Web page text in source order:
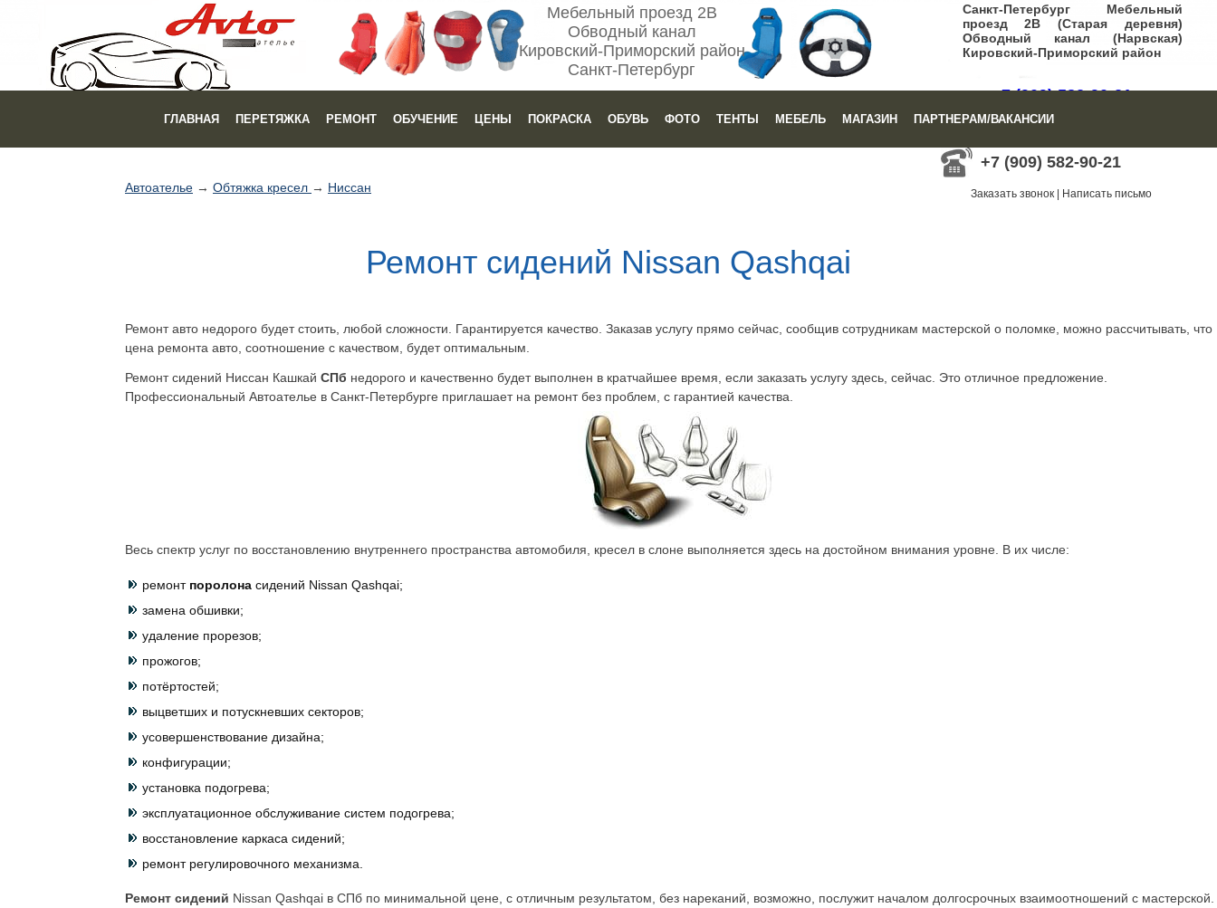
Мебельный проезд 2В
Обводный канал
Кировский-Приморский район
Санкт-Петербург
Санкт-Петербург Мебельный
проезд 2В (Старая деревня)
Обводный канал (Нарвская)
Кировский-Приморский район
+7 (909) 582-90-21
Заказать звонок|Написать письмо
+7 (909) 582-90-21
Заказать звонок Написать письмо
ГЛАВНАЯ ПЕРЕТЯЖКА РЕМОНТ ОБУЧЕНИЕ ЦЕНЫ ПОКРАСКА ОБУВЬ ФОТО ТЕНТЫ МЕБЕЛЬ МАГАЗИН ПАРТНЕРАМ/ВАКАНСИИ
Автоателье → Обтяжка кресел → Ниссан
Ремонт сидений Nissan Qashqai
Ремонт авто недорого будет стоить, любой сложности. Гарантируется качество. Заказав услугу прямо сейчас, сообщив сотрудникам мастерской о поломке, можно рассчитывать, что
цена ремонта авто, соотношение с качеством, будет оптимальным.
Ремонт сидений Ниссан Кашкай СПб недорого и качественно будет выполнен в кратчайшее время, если заказать услугу здесь, сейчас. Это отличное предложение.
Профессиональный Автоателье в Санкт-Петербурге приглашает на ремонт без проблем, с гарантией качества.
Весь спектр услуг по восстановлению внутреннего пространства автомобиля, кресел в слоне выполняется здесь на достойном внимания уровне. В их числе:
ремонтпоролона сидений Nissan Qashqai;
замена обшивки;
удаление прорезов;
прожогов;
потёртостей;
выцветших и потускневших секторов;
усовершенствование дизайна;
конфигурации;
установка подогрева;
эксплуатационное обслуживание систем подогрева;
восстановление каркаса сидений;
ремонт регулировочного механизма.
Ремонт сидений Nissan Qashqai в СПб по минимальной цене, с отличным результатом, без нареканий, возможно, послужит началом долгосрочных взаимоотношений с мастерской.